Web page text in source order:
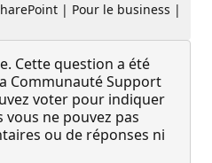
| Pour le business |
Cette question a été
Communauté Support
voter pour indiquer
vous ne pouvez pas
ou de réponses ni